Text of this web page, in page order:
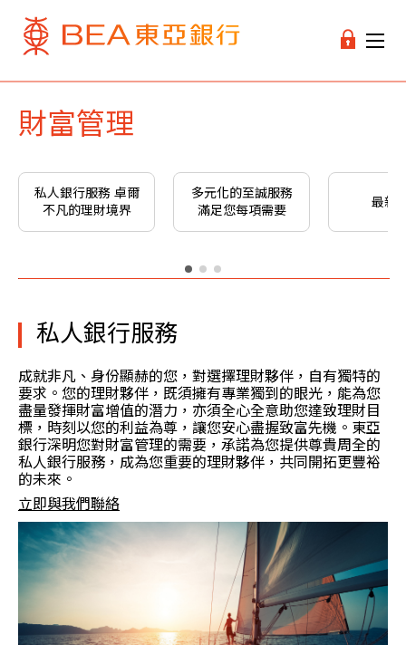
財富管理
私人銀行服務 卓爾
不凡的理財境界
多元化的至誠服務
滿足您每項需要
最新
私人銀行服務
成就非凡、身份顯赫的您，對選擇理財夥伴，自有獨特的
要求。您的理財夥伴，既須擁有專業獨到的眼光，能為您
盡量發揮財富增值的潛力，亦須全心全意助您達致理財目
標，時刻以您的利益為尊，讓您安心盡握致富先機。東亞
銀行深明您對財富管理的需要，承諾為您提供尊貴周全的
私人銀行服務，成為您重要的理財夥伴，共同開拓更豐裕
的未來。
立即與我們聯絡